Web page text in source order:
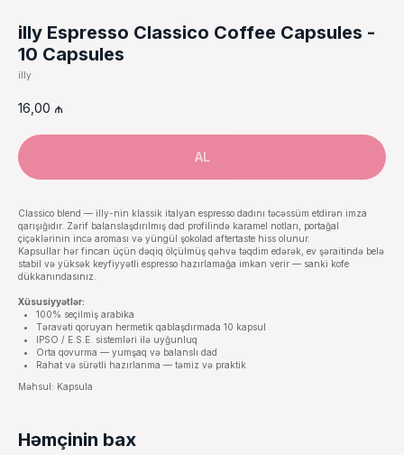
illy Espresso Classico Coffee Capsules -
10 Capsules
illy
16,00 ₼
AL
Classico blend — illy-nin klassik italyan espresso dadını təcəssüm etdirən imza
qarışığıdır. Zərif balanslaşdırılmış dad profilində karamel notları, portağal
çiçəklərinin incə aroması və yüngül şokolad aftertaste hiss olunur.
Kapsullar hər fincan üçün dəqiq ölçülmüş qəhvə təqdim edərək, ev şəraitində belə
stabil və yüksək keyfiyyətli espresso hazırlamağa imkan verir — sanki kofe
dükkanındasınız.
Xüsusiyyətlər:
100% seçilmiş arabika
Təravəti qoruyan hermetik qablaşdırmada 10 kapsul
IPSO / E.S.E. sistemləri ilə uyğunluq
Orta qovurma — yumşaq və balanslı dad
Rahat və sürətli hazırlanma — təmiz və praktik
Məhsul: Kapsula
Həmçinin bax